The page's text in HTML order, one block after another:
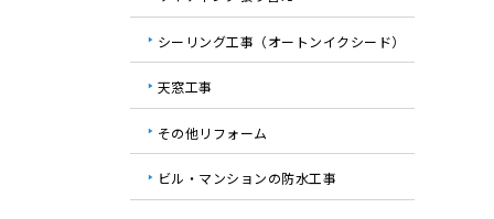
シーリング工事（オートンイクシード）
天窓工事
その他リフォーム
ビル・マンションの防水工事